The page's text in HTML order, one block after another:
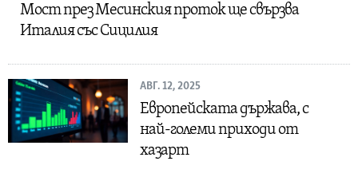
Мост през Месинския проток ще свързва
Италия със Сицилия
АВГ. 12, 2025
Европейската държава, с
най-големи приходи от
хазарт